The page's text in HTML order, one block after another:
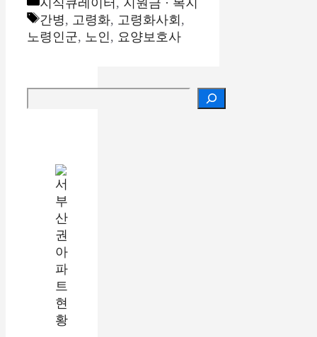
테
고
태
그
간병, 고령화, 고령화사회 ,
노령인군, 노인 , 요양보호사